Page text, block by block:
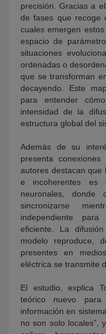
precisión. Gracias a
de fases que recoge
cuales emergen
espacio de
situaciones
ordenadas o
que se transforman
decayendo. Este
para entender
intensidad de la
estructura global del
Además de su
presenta
autores destacan que
e incoherentes es
neuronales, donde
sincronizarse
independiente
eficiente. La
modelo reproduce,
presentes en
eléctrica se transmite
El estudio, explica
teórico nuevo
información en
no son solo locales”,